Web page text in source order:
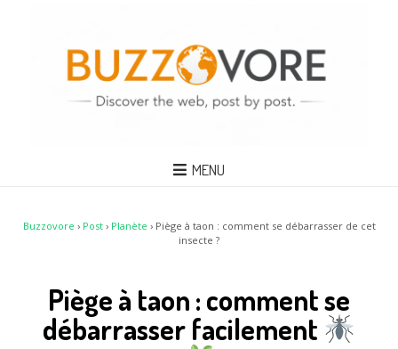
MENU
Buzzovore › Post› Planète › Piège à taon : comment se débarrasser de cet
insecte ?
Piège à taon : comment se
débarrasser facilement